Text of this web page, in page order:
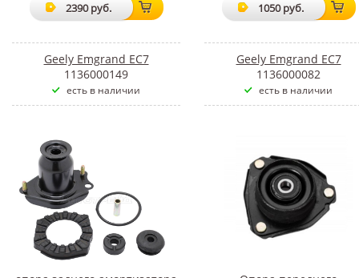
2390 руб.
Geely Emgrand EC7
1136000149
есть в наличии
1050 руб.
Geely Emgrand EC7
1136000082
есть в наличии